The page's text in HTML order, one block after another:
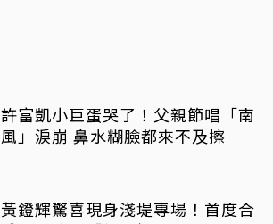
許富凱小巨蛋哭了！父親節唱「南
風」淚崩 鼻水糊臉都來不及擦
黃鐙輝驚喜現身淺堤專場！首度合